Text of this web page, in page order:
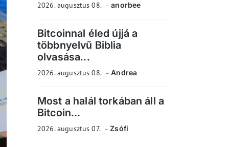
2026. augusztus 08. anorbee
Bitcoinnal éled újjá a
többnyelvű Biblia
olvasása...
2026. augusztus 08. Andrea
Most a halál torkában áll a
Bitcoin...
2026. augusztus 07. Zsófi